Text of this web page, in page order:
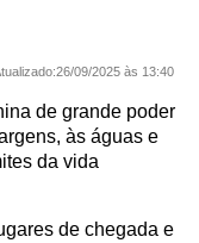
26/09/2025 às 13:40
de grande poder
às águas e
da vida
de chegada e